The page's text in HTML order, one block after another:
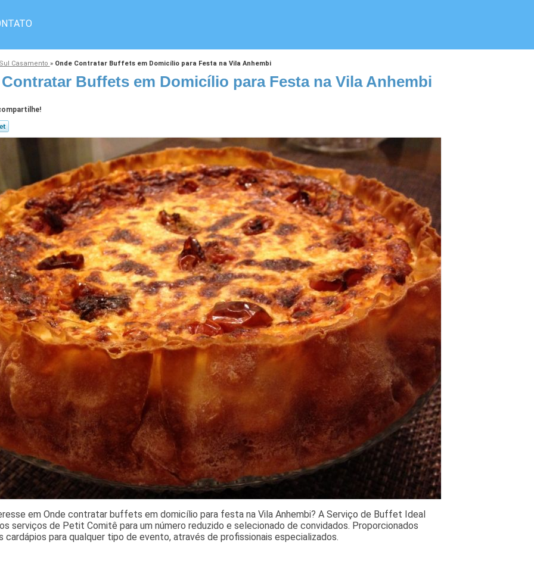
Casamento » Onde Contratar Buffets em Domicílio para Festa na Vila Anhembi
Buffets em Domicílio para Festa na Vila Anhembi
em Onde contratar buffets em domicílio para festa na Vila Anhembi? A Serviço de Buffet Ideal
serviços de Petit Comitê para um número reduzido e selecionado de convidados. Proporcionados
cardápios para qualquer tipo de evento, através de profissionais especializados.